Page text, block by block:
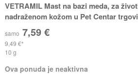
VETRAMIL Mast na bazi meda, za
nadraženom kožom u Pet Centar
samo 7,59 €
9,49 €
10 g
Ova ponuda je neaktivna